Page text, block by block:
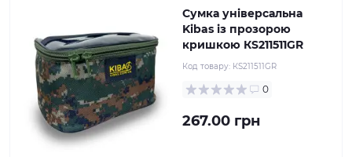
Сумка універсальна
Kibas із прозорою
кришкою КS211511GR
Код товару: КS211511GR
0
267.00 грн